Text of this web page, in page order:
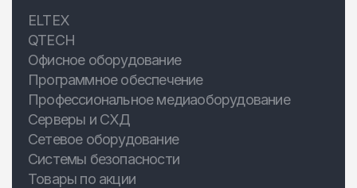
ELTEX
QTECH
Офисное оборудование
Программное обеспечение
Профессиональное медиаоборудование
Серверы и СХД
Сетевое оборудование
Системы безопасности
Товары по акции